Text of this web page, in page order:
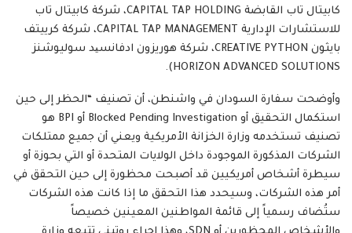
كابيتال تاب القابضة CAPITAL TAP HOLDING، شركة كابيتال تاب
للاستشارات الإدارية CAPITAL TAP MANAGEMENT، شركة كرييتف
بايثون CREATIVE PYTHON، شركة هوريزون ادفانسید سوليوشنز
HORIZON ADVANCED SOLUTIONS).
وأوضحت سفارة السودان في واشنطن، أن تصنيف “الحظر إلى حين
استكمال التحقيق أو Blocked Pending Investigation أو BPI هو
تصنيف تستخدمه وزارة الخزانة الأمريكية ويعني أن جميع ممتلكات
الشركات المذكورة الموجودة داخل الولايات المتحدة أو التي بحوزة أو
سيطرة أشخاص أمريكيين قد أصبحت محظورة إلى حين التحقق في
أمر هذه الشركات، وسيحدد هذا التحقق ما إذا كانت هذه الشركات
ستُضاف رسمياً إلى قائمة المواطنين المعينين خصيصاً